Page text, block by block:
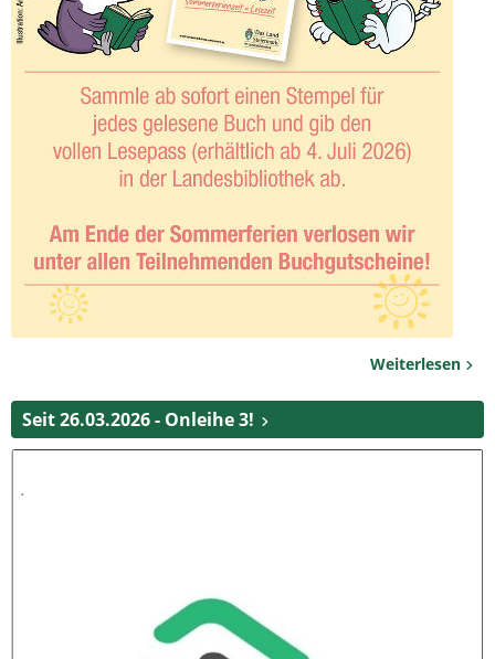
Weiterlesen
Seit 26.03.2026 - Onleihe 3!